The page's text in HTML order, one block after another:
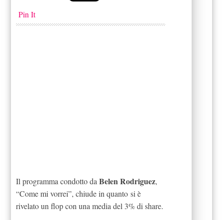
Pin It
Il programma condotto daBelen Rodriguez,
“Come mi vorrei”, chiude in quanto si è
rivelato un flop con una media del 3% di share.